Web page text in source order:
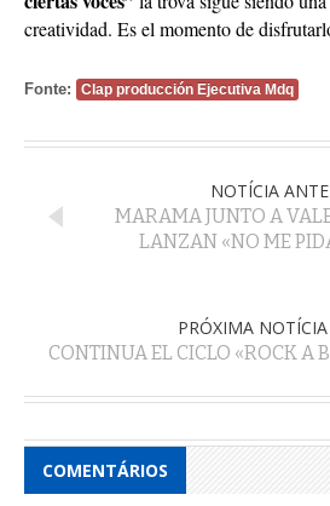
creatividad. Es el momento de
Fonte: Clap producción Ejecutiva Mdq
NOTÍCIA
MARAMA JUNTO A
LANZAN «NO ME
PRÓXIMA NOTÍCIA
CONTINUA EL CICLO «ROCK A
COMENTÁRIOS